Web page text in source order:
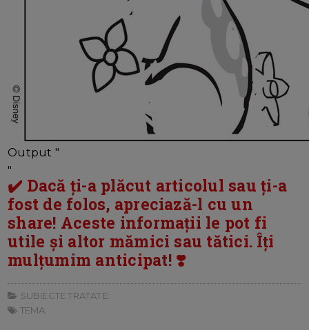
Output "
"
✔️ Dacă ți-a plăcut articolul sau ți-a
fost de folos, apreciază-l cu un
share! Aceste informații le pot fi
utile și altor mămici sau tătici. Îți
mulțumim anticipat! ❣️
SUBIECTE TRATATE:
TEMA: